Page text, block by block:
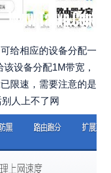
给相应的设备分配一
设备分配1M带宽，
限速，需要注意的是
人上不了网